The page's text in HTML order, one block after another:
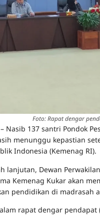
Foto: Rapat dengar
– Nasib 137 santri Pondok
menunggu kepastian
Indonesia (Kemenag RI).
lanjutan, Dewan
Kemenag Kukar akan
pendidikan di madrasah
rapat dengar pendapat